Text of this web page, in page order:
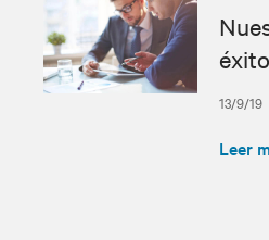
éxito
13/9/19
Leer